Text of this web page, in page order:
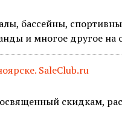
бассейны,
и многое другое на
SaleClub.ru
скидкам,